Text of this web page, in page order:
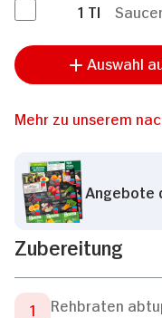
1 Tl
Auswahl
Mehr zu unserem
Angebote
Zubereitung
Rehbraten